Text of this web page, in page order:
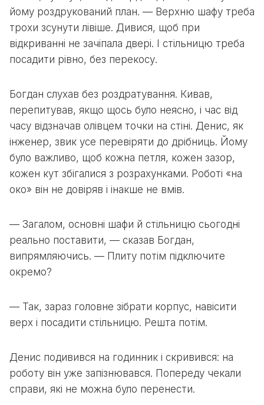
йому роздрукований план. — Верхню шафу треба
трохи зсунути лівіше. Дивися, щоб при
відкриванні не зачіпала двері. І стільницю треба
посадити рівно, без перекосу.
Богдан слухав без роздратування. Кивав,
перепитував, якщо щось було неясно, і час від
часу відзначав олівцем точки на стіні. Денис, як
інженер, звик усе перевіряти до дрібниць. Йому
було важливо, щоб кожна петля, кожен зазор,
кожен кут збігалися з розрахунками. Роботі «на
око» він не довіряв і інакше не вмів.
— Загалом, основні шафи й стільницю сьогодні
реально поставити, — сказав Богдан,
випрямляючись. — Плиту потім підключите
окремо?
— Так, зараз головне зібрати корпус, навісити
верх і посадити стільницю. Решта потім.
Денис подивився на годинник і скривився: на
роботу він уже запізнювався. Попереду чекали
справи, які не можна було перенести.